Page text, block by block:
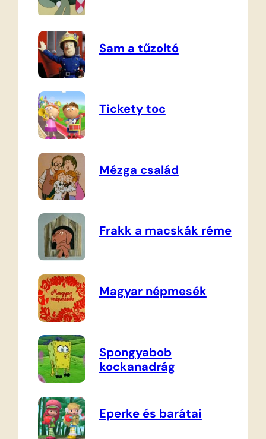
Sam a tűzoltó
Tickety toc
Mézga család
Frakk a macskák réme
Magyar népmesék
Spongyabob
kockanadrág
Eperke és barátai